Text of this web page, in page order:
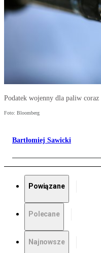
Podatek wojenny dla paliw
Foto: Bloomberg
Bartłomiej Sawicki
Powiązane
Polecane
Najnowsze